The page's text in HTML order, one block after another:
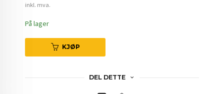
inkl. mva.
På lager
KJØP
DEL DETTE